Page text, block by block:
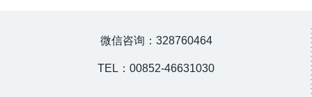
微信咨询：328760464
TEL：00852-46631030